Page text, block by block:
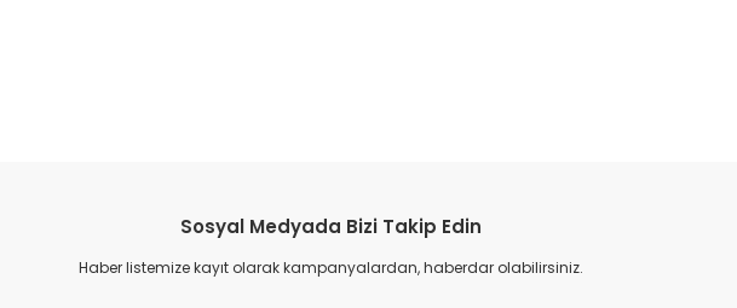
Sosyal Medyada Bizi Takip Edin
Haber listemize kayıt olarak kampanyalardan, haberdar olabilirsiniz.